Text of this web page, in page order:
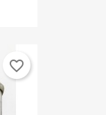
favorite_border